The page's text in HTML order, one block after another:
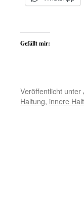
Gefällt mir:
Veröffentlicht unter
Haltung, innere